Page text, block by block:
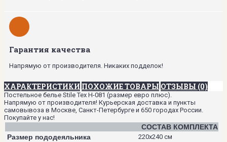
Гарантия качества
Напрямую от производителя. Никаких подделок!
ХАРАКТЕРИСТИКИ ПОХОЖИЕ ТОВАРЫ ОТЗЫВЫ (0)
Постельное белье Stile Tex H-081 (размер евро плюс).
Напрямую от производителя! Курьерская доставка и пункты
самовывоза в Москве, Санкт-Петербурге и 650 городах России.
Покупайте у нас!
СОСТАВ КОМПЛЕКТА
Размер пододеяльника
220х240 см